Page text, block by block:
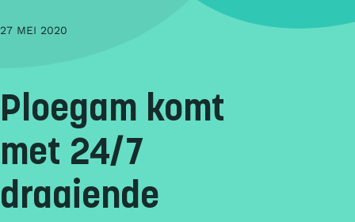
27 MEI 2020
Ploegam komt
met 24/7
draaiende